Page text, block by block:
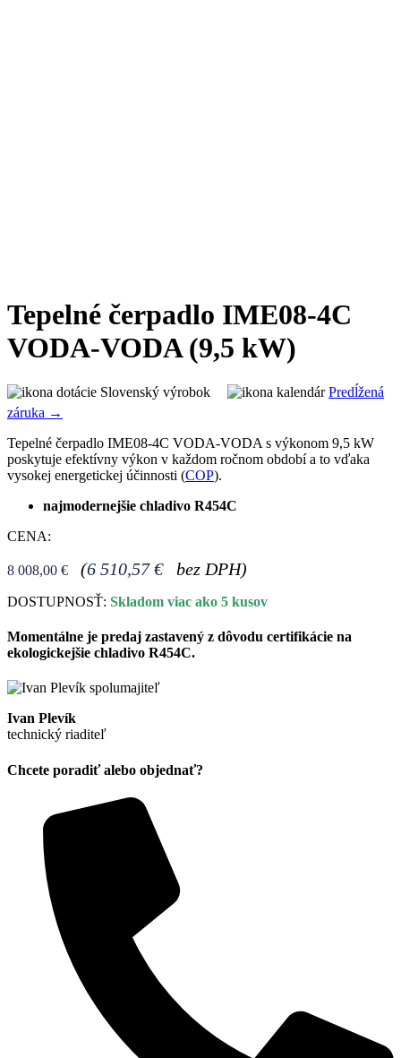
Tepelné čerpadlo IME08-4C
VODA-VODA (9,5 kW)
Slovenský výrobok
Predĺžená
záruka →
Tepelné čerpadlo IME08-4C VODA-VODA s výkonom 9,5 kW
poskytuje efektívny výkon v každom ročnom období a to vďaka
vysokej energetickej účinnosti (COP).
najmodernejšie chladivo R454C
CENA:
8 008,00 € (6 510,57€ bez DPH)
DOSTUPNOSŤ: Skladom viac ako 5 kusov
Momentálne je predaj zastavený z dôvodu certifikácie na
ekologickejšie chladivo R454C.
Ivan Plevík
technický riaditeľ
Chcete poradiť alebo objednať?